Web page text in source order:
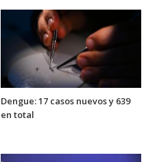
Dengue: 17 casos nuevos y 639
en total